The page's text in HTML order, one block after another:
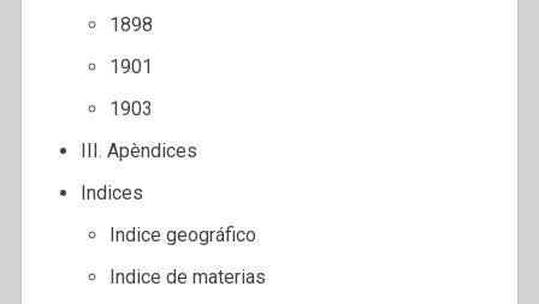
1898
1901
1903
III. Apèndices
Indices
Indice geográfico
Indice de materias